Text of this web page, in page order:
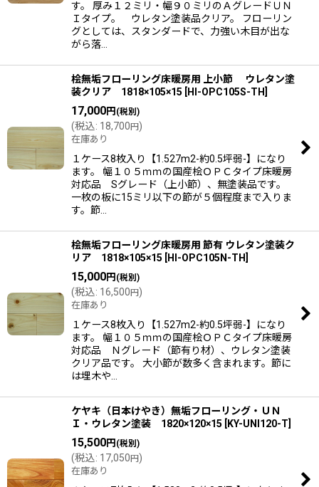
す。 厚み１２ミリ・幅９０ミリのＡグレードＵＮ
Ｉタイプ。 ウレタン塗装品クリア。 フローリン
グとしては、スタンダードで、力強い木目が出な
がら落…
桧無垢フローリング床暖房用 上小節 ウレタン塗
装クリア 1818×105×15
HI-OPC105S-TH
17,000円 (税別)
(税込: 18,700円)
在庫あり
１ケース8枚入り【1.527m2-約0.5坪弱-】になり
ます。 幅１０５ｍｍの国産桧ＯＰＣタイプ床暖房
対応品 Sグレード（上小節）、無塗装品です。
一枚の板に15ミリ以下の節が５個程度まで入りま
す。節…
桧無垢フローリング床暖房用 節有 ウレタン塗装ク
リア 1818×105×15
HI-OPC105N-TH
15,000円 (税別)
(税込: 16,500円)
在庫あり
１ケース8枚入り【1.527m2-約0.5坪弱-】になり
ます。 幅１０５ｍｍの国産桧ＯＰＣタイプ床暖房
対応品 Ｎグレード（節有り材）、ウレタン塗装
クリア品です。 大小節が数多く含まれます。節に
は埋木や…
ケヤキ（日本けやき）無垢フローリング・ＵＮ
Ｉ・ウレタン塗装 1820×120×15
KY-UNI120-T
15,500円 (税別)
(税込: 17,050円)
在庫あり